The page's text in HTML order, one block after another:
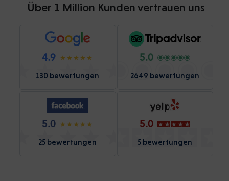
Über 1 Million Kunden vertrauen uns
4.9
130 bewertungen
5.0
2649 bewertungen
5.0
25 bewertungen
5.0
5 bewertungen